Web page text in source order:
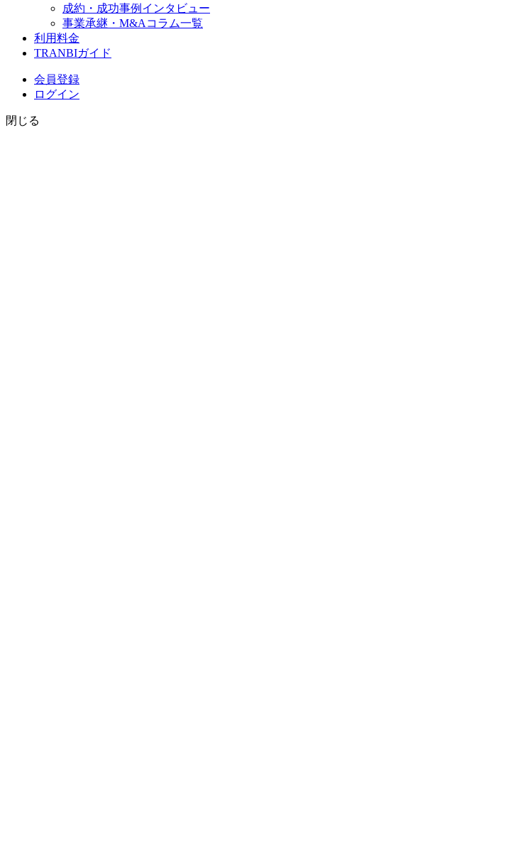
成約・成功事例インタビュー
事業承継・M&Aコラム一覧
利用料金
TRANBIガイド
会員登録
ログイン
閉じる